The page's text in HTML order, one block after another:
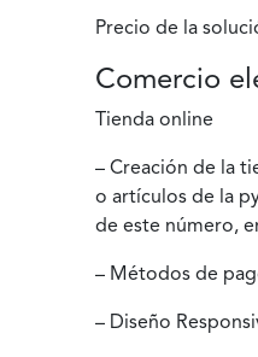
Precio de la
Comercio
Tienda online
– Creación de la
o artículos de la
de este número,
– Métodos de
– Diseño